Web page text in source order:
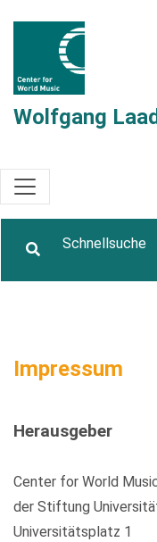
Wolfgang
Impressum
Herausgeber
Center for World
der Stiftung
Universitätsplatz 1